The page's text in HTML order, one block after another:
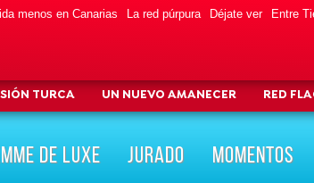
menos en Canarias La red púrpura Déjate ver Entre
TURCA UN NUEVO AMANECER RED
DE LUXE JURADO MOMENTOS